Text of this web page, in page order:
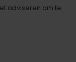
adviseren om te